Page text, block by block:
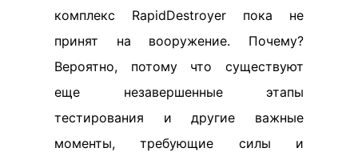
комплекс RapidDestroyer пока не
принят на вооружение. Почему?
Вероятно, потому что существуют
еще незавершенные этапы
тестирования и другие важные
моменты, требующие силы и